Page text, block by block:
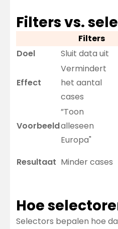
Filters vs.
Filters
Doel
Sluit data uit
Effect
Vermindert
het aantal
cases
Voorbeeld
”Toon
alleseen
Europa"
Resultaat Minder cases
Hoe
Selectors bepalen hoe